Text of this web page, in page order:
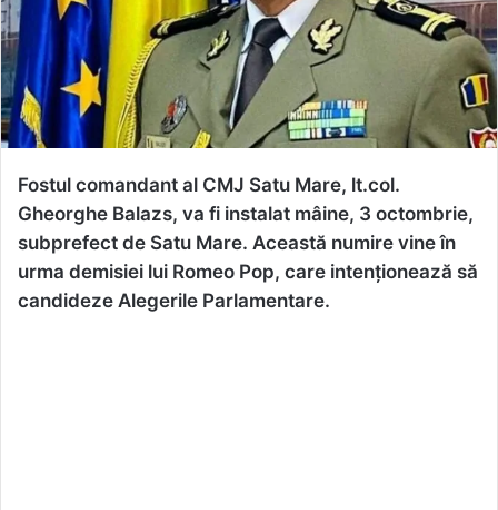
Fostul comandant al CMJ Satu Mare, lt.col.
Gheorghe Balazs, va fi instalat mâine, 3 octombrie,
subprefect de Satu Mare. Această numire vine în
urma demisiei lui Romeo Pop, care intenționează să
candideze Alegerile Parlamentare.